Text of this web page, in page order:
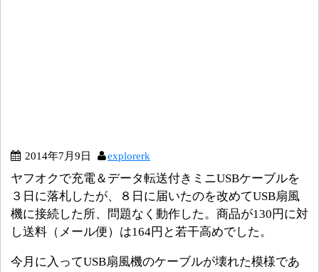
2014年7月9日 explorerk
ヤフオクで充電＆データ転送付きミニUSBケーブルを
３日に落札したが、８日に届いたのを改めてUSB扇風
機に接続した所、問題なく動作した。商品が130円に対
し送料（メール便）は164円と若干高めでした。
今月に入ってUSB扇風機のケーブルが壊れた模様であ